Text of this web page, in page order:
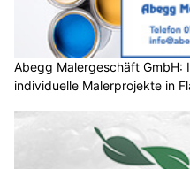
Abegg Malergeschäft GmbH:
individuelle Malerprojekte in